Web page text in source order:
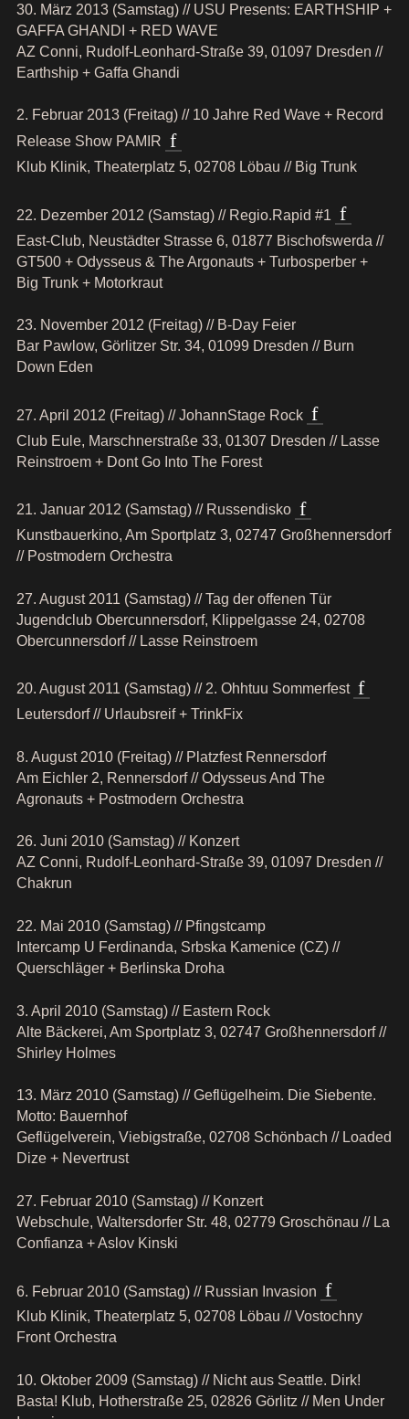
30. März 2013 (Samstag) // USU Presents: EARTHSHIP +
GAFFA GHANDI + RED WAVE
AZ Conni, Rudolf-Leonhard-Straße 39, 01097 Dresden //
Earthship + Gaffa Ghandi
2. Februar 2013 (Freitag) // 10 Jahre Red Wave + Record
Release Show PAMIR
Klub Klinik, Theaterplatz 5, 02708 Löbau // Big Trunk
22. Dezember 2012 (Samstag) // Regio.Rapid #1
East-Club, Neustädter Strasse 6, 01877 Bischofswerda //
GT500 + Odysseus & The Argonauts + Turbosperber +
Big Trunk + Motorkraut
23. November 2012 (Freitag) // B-Day Feier
Bar Pawlow, Görlitzer Str. 34, 01099 Dresden // Burn
Down Eden
27. April 2012 (Freitag) // JohannStage Rock
Club Eule, Marschnerstraße 33, 01307 Dresden // Lasse
Reinstroem + Dont Go Into The Forest
21. Januar 2012 (Samstag) // Russendisko
Kunstbauerkino, Am Sportplatz 3, 02747 Großhennersdorf
// Postmodern Orchestra
27. August 2011 (Samstag) // Tag der offenen Tür
Jugendclub Obercunnersdorf, Klippelgasse 24, 02708
Obercunnersdorf // Lasse Reinstroem
20. August 2011 (Samstag) // 2. Ohhtuu Sommerfest
Leutersdorf // Urlaubsreif + TrinkFix
8. August 2010 (Freitag) // Platzfest Rennersdorf
Am Eichler 2, Rennersdorf // Odysseus And The
Agronauts + Postmodern Orchestra
26. Juni 2010 (Samstag) // Konzert
AZ Conni, Rudolf-Leonhard-Straße 39, 01097 Dresden //
Chakrun
22. Mai 2010 (Samstag) // Pfingstcamp
Intercamp U Ferdinanda, Srbska Kamenice (CZ) //
Querschläger + Berlinska Droha
3. April 2010 (Samstag) // Eastern Rock
Alte Bäckerei, Am Sportplatz 3, 02747 Großhennersdorf //
Shirley Holmes
13. März 2010 (Samstag) // Geflügelheim. Die Siebente.
Motto: Bauernhof
Geflügelverein, Viebigstraße, 02708 Schönbach // Loaded
Dize + Nevertrust
27. Februar 2010 (Samstag) // Konzert
Webschule, Waltersdorfer Str. 48, 02779 Groschönau // La
Confianza + Aslov Kinski
6. Februar 2010 (Samstag) // Russian Invasion
Klub Klinik, Theaterplatz 5, 02708 Löbau // Vostochny
Front Orchestra
10. Oktober 2009 (Samstag) // Nicht aus Seattle. Dirk!
Basta! Klub, Hotherstraße 25, 02826 Görlitz // Men Under